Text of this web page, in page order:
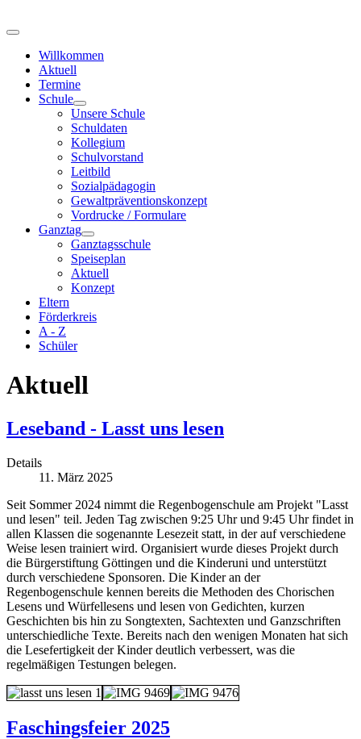
Willkommen
Aktuell
Termine
Schule
Unsere Schule
Schuldaten
Kollegium
Schulvorstand
Leitbild
Sozialpädagogin
Gewaltpräventionskonzept
Vordrucke / Formulare
Ganztag
Ganztagsschule
Speiseplan
Aktuell
Konzept
Eltern
Förderkreis
A - Z
Schüler
Aktuell
Leseband - Lasst uns lesen
Details
11. März 2025
Seit Sommer 2024 nimmt die Regenbogenschule am Projekt "Lasst
und lesen" teil. Jeden Tag zwischen 9:25 Uhr und 9:45 Uhr findet in
allen Klassen die sogenannte Lesezeit statt, in der auf verschiedene
Weise lesen trainiert wird. Organisiert wurde dieses Projekt durch
die Bürgerstiftung Göttingen und die Kinderuni und unterstützt
durch verschiedene Sponsoren. Die Kinder an der
Regenbogenschule kennen bereits die Methoden des Chorischen
Lesens und Würfellesens und lesen von Gedichten, kurzen
Geschichten bis hin zu Songtexten, Sachtexten und Ganzschriften
unterschiedliche Texte. Bereits nach den wenigen Monaten hat sich
die Lesefertigkeit der Kinder deutlich verbessert, was die
regelmäßigen Testungen belegen.
Faschingsfeier 2025